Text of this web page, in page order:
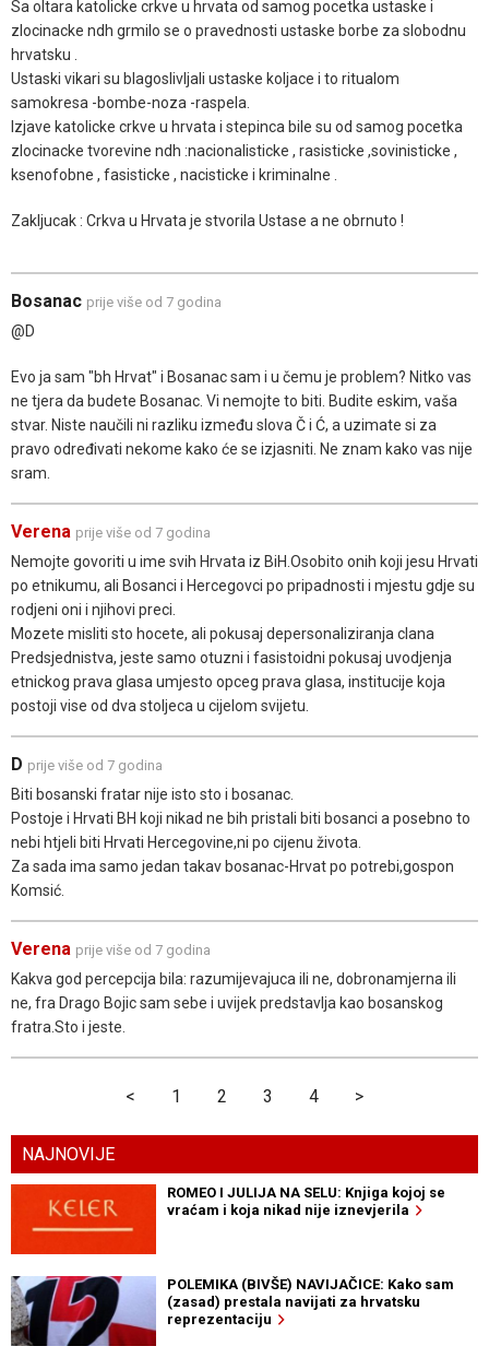
Sa oltara katolicke crkve u hrvata od samog pocetka ustaske i
zlocinacke ndh grmilo se o pravednosti ustaske borbe za slobodnu
hrvatsku .
Ustaski vikari su blagoslivljali ustaske koljace i to ritualom
samokresa -bombe-noza -raspela.
Izjave katolicke crkve u hrvata i stepinca bile su od samog pocetka
zlocinacke tvorevine ndh :nacionalisticke , rasisticke ,sovinisticke ,
ksenofobne , fasisticke , nacisticke i kriminalne .
Zakljucak : Crkva u Hrvata je stvorila Ustase a ne obrnuto !
Bosanac prije više od 7 godina
@D
Evo ja sam "bh Hrvat" i Bosanac sam i u čemu je problem? Nitko vas
ne tjera da budete Bosanac. Vi nemojte to biti. Budite eskim, vaša
stvar. Niste naučili ni razliku između slova Č i Ć, a uzimate si za
pravo određivati nekome kako će se izjasniti. Ne znam kako vas nije
sram.
Verena prije više od 7 godina
Nemojte govoriti u ime svih Hrvata iz BiH.Osobito onih koji jesu Hrvati
po etnikumu, ali Bosanci i Hercegovci po pripadnosti i mjestu gdje su
rodjeni oni i njihovi preci.
Mozete misliti sto hocete, ali pokusaj depersonaliziranja clana
Predsjednistva, jeste samo otuzni i fasistoidni pokusaj uvodjenja
etnickog prava glasa umjesto opceg prava glasa, institucije koja
postoji vise od dva stoljeca u cijelom svijetu.
D prije više od 7 godina
Biti bosanski fratar nije isto sto i bosanac.
Postoje i Hrvati BH koji nikad ne bih pristali biti bosanci a posebno to
nebi htjeli biti Hrvati Hercegovine,ni po cijenu života.
Za sada ima samo jedan takav bosanac-Hrvat po potrebi,gospon
Komsić.
Verena prije više od 7 godina
Kakva god percepcija bila: razumijevajuca ili ne, dobronamjerna ili
ne, fra Drago Bojic sam sebe i uvijek predstavlja kao bosanskog
fratra.Sto i jeste.
< 1 2 3 4 >
NAJNOVIJE
ROMEO I JULIJA NA SELU: Knjiga kojoj se
vraćam i koja nikad nije iznevjerila
POLEMIKA (BIVŠE) NAVIJAČICE: Kako sam
(zasad) prestala navijati za hrvatsku
reprezentaciju